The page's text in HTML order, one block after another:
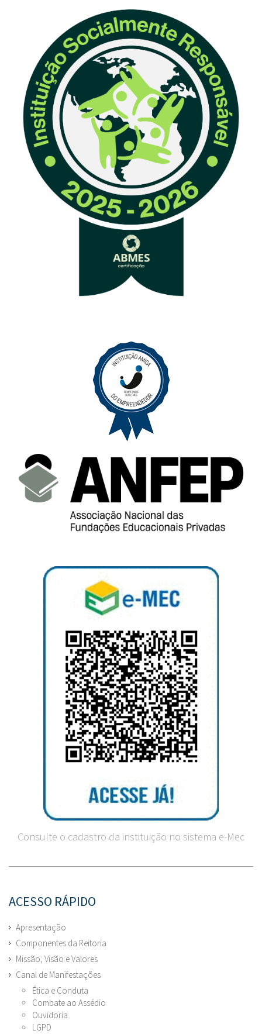
Consulte o cadastro da instituição no sistema e-Mec
ACESSO RÁPIDO
Apresentação
Componentes da Reitoria
Missão, Visão e Valores
Canal de Manifestações
Ética e Conduta
Combate ao Assédio
Ouvidoria
LGPD